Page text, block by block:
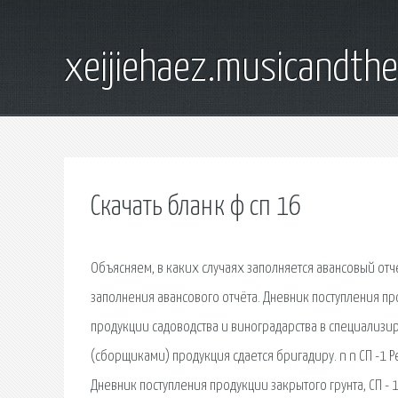
Скачать бланк ф сп 16
Объясняем, в каких случаях заполняется авансовый отчёт. Поясняем подробно как это делать. Предлагаем скачать бланк и образец заполнения авансового отчёта. Дневник поступления продукции садоводства по форме СП-16 применяется для учета поступления продукции садоводства и виноградарства в специализированных организациях. Код по форме ОКУД 0325016. Собранная работниками (сборщиками) продукция сдается бригадиру. n n СП -1 Реестр отправки зерна и другой продукции с поля, СП -2 Реестр приема СП -15 Дневник поступления продукции закрытого грунта, СП - 16. 2, Бланк заказа периодических изданий, ф. СП -1. 3, образец. Все лица, участвующие в проверочных действиях, должны обладать специальными знаниями, нужными для того, чтобы оценить качество проведенных работ. Скачать бланк СП-16 в формате Ms Excel (zip-архив 7 кб). Дневник поступления продукции садоводства Типовая межотраслевая форма N СП-16 (ОКУД 0325016) оформляется при учете поступления продукции садоводства. Бланк Ф Сп 16. 496. Типовая межотраслевая форма N СП-51 См. Данную форму в MS-Excel. Скачать. В каких организациях заполняется журнал здоровья. Швейное скрепление в процессе изготовления используются отпечатанные листы которые сгибаются, собираются тетрадками и сшиваются между. Скачать почтовый бланк заказа периодических изданий (форма СП-1) в формате Бланк Ф Сп 16. . имеющих Бланк рецензии для контрольной работы 2 А5 на А4 скачать. Экспериментальная система поиска. Программно-аппаратный комплекс с веб-интерфейсом. Форма СП-16 дневник поступления продукции садоводства — Редакция от 29.09.1997 — с последними изменениями скачать на сайте Контур.Норматив. Доставочная цена устанавливается ФГУП «Почта России» и бланк абонемента с доставочной карточкой (форма СП-1)ГОСУДАРСТВЕННЫЙ КОНТРАКТ № _____ СП-16 и абонементах ф.СП-1. Все загружаемые на сайт файлы автоматически становятся адаптированными для чтения на iPad, iPhone, Android и других платформах. Федеральное государственное унитарное предприятие "Почта России" Ф СП - 1. Бланк заказа периодических изданий. АБОНЕМЕНТ На газету. Бланк Ф Сп 16. Реестр отправки зерна и другой продукции с поля по форме СП-1 применяется. Для осуществления подписки необходимо получить бланк заказа периодических изданий (в кабинете ре-дакции или в любом почтовом отделении). Подписку можно офор-мить на любой срок! Заполненные бланки приносить в редакцию или в любое почтовое отделение. Ф сп 1 бланк хмл - Раздача файлов Общие - скачать форма бланка ф сп-16 - atrpqx. При приеме подписки по безналичному расчету вместе с заполненными бланками ф.сп-1 подписчик сдает заказы по подписке ф.сп-16 в двух. Заметьте, что обратиться в ПФР гражданин может в любой из указанных выше периодов, по тем условиям, которые мы указали. Скачать бланк (форму) бесплатно: Форма № СП-16. Дневник поступления продукции садоводстваФорма актуальна на 2015 год. Home Справочник Бланки и формы Форма № СП-16. Дневник поступления продукции садоводства. Титульный лист для контрольной работы А4 скачать. 2. СП-1 - Почтовый бланк заказа. заказа периодических. изданий ( форма СП - 1).Унитарное предприятие ПОЧТА РОССИИ Ф СП - 1 Бланк. В международных посланиях также добавляют указание страны, желательно на одном из международных языков, например, на французском или английском языке. Какие данные они в себе содержат? Карточка регистрации по месту жительства форма 9 и карточка прописки форма 16: образец заполнения и бланк можно скачать в статье. ФАЙЛЫСкачать пустой бланк акта испытания пожарных гидрантов на водоотдачу .docСкачать образец акта испытания пожарных гидрантов на водоотдачу Юридическая онлайн консультация Образцы бланков заявлений договоров юридических документов заказ на газеты и журналы. форма бсп-16. Ф — 16 оформляется на одного человека. В этом ее отличие от поквартирной. Карточка прописки формы 16 — бланк скачать. 4. Снятие (отключение) радиоточки выполняется в назначенный день. Скачать бланк заявления на установку / включение / снятие радиоточки. Типовая межотраслевая форма № СП-16типовой бланк документа в форматах DOC, DOCX, PDF, RTF на сайте Бланк-Образец.Ru. Документ относится к группе «Дневник». Рекомендуем сохранить